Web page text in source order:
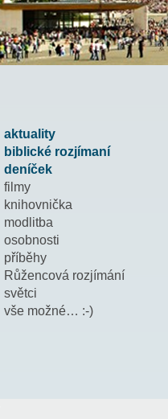
aktuality
biblické rozjímaní
deníček
filmy
knihovnička
modlitba
osobnosti
příběhy
Růžencová rozjímání
světci
vše možné… :-)